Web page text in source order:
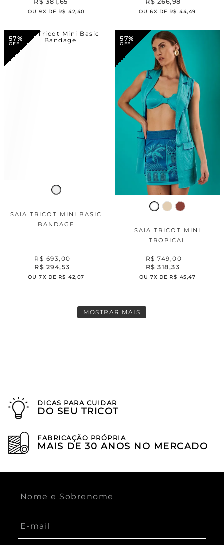
OU 9X DE R$ 42,40 OU 6X DE R$ 44,49
57%
SAIA TRICOT MINI BASIC
BANDAGE
R$ 693,00
R$ 294,53
OU 7X DE R$ 42,07
57%
SAIA TRICOT MINI
TROPICAL
R$ 749,00
R$ 318,33
OU 7X DE R$ 45,47
MOSTRAR MAIS
DICAS PARA CUIDAR
DO SEU TRICOT
FABRICAÇÃO PRÓPRIA
MAIS DE 30 ANOS NO MERCADO